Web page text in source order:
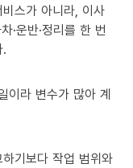
스가 아니라, 이사
·운반·정리를 한 번
.
이라 변수가 많아 계
기보다 작업 범위와